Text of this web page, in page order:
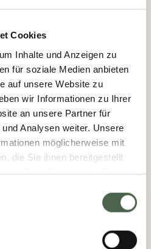
Cookies
Inhalte und Anzeigen zu
für soziale Medien anbieten
auf unsere Website zu
wir Informationen zu Ihrer
an unsere Partner für
Analysen weiter. Unsere
möglicherweise mit
die Sie ihnen bereitgestellt
für
und
Kompetenz und
Erfahrung
Auromedicums ist, das
und medizinische
einem Dach angeboten